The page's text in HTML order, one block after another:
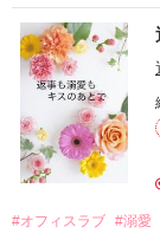
『責任をとる、
戸惑う美桜とは
甘やかしてくる
そんなある日、
遭っていること
美桜を守るため
夏木美桜(なつき
おかしな噂を流
桜は、海外で傷
い、酒の勢いも
帰国後、美桜は
なんと彼の正体
れて起業した新
――御影恭司そ
なぜか恭司から
#オフィスラブ #溺愛